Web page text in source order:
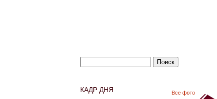
КАДР ДНЯ Все фото